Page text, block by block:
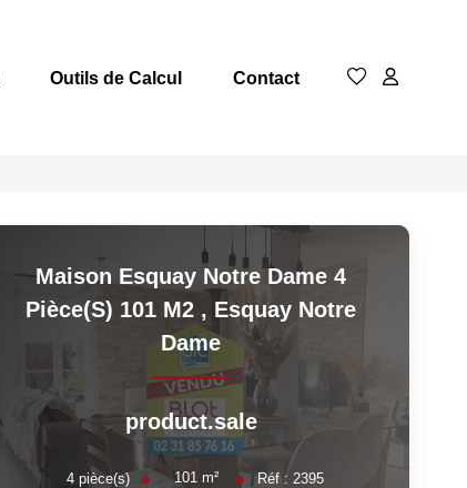
Outils de Calcul Contact
Maison Esquay Notre Dame 4
Pièce(s) 101 M2 , Esquay Notre
Dame
product.sale
4pièce(s) 101 m² Réf : 2395